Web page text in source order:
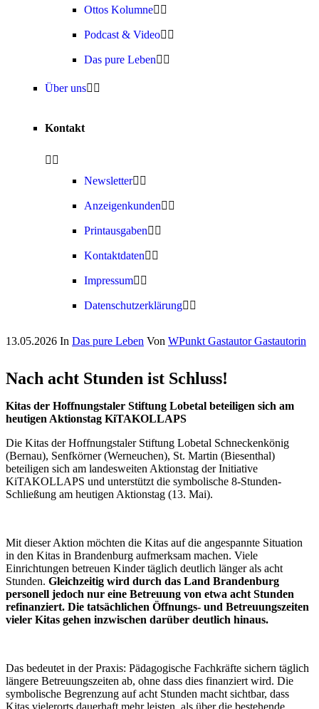
Ottos Kolumne
Podcast & Video
Das pure Leben
Über uns
Kontakt
Newsletter
Anzeigenkunden
Printausgaben
Kontaktdaten
Impressum
Datenschutzerklärung
13.05.2026 In Das pure Leben Von WPunkt Gastautor Gastautorin
Nach acht Stunden ist Schluss!
Kitas der Hoffnungstaler Stiftung Lobetal beteiligen sich am
heutigen Aktionstag KiTAKOLLAPS
Die Kitas der Hoffnungstaler Stiftung Lobetal Schneckenkönig
(Bernau), Senfkörner (Werneuchen), St. Martin (Biesenthal)
beteiligen sich am landesweiten Aktionstag der Initiative
KiTAKOLLAPS und unterstützt die symbolische 8-Stunden-
Schließung am heutigen Aktionstag (13. Mai).
Mit dieser Aktion möchten die Kitas auf die angespannte Situation
in den Kitas in Brandenburg aufmerksam machen. Viele
Einrichtungen betreuen Kinder täglich deutlich länger als acht
Stunden. Gleichzeitig wird durch das Land Brandenburg
personell jedoch nur eine Betreuung von etwa acht Stunden
refinanziert. Die tatsächlichen Öffnungs- und Betreuungszeiten
vieler Kitas gehen inzwischen darüber deutlich hinaus.
Das bedeutet in der Praxis: Pädagogische Fachkräfte sichern täglich
längere Betreuungszeiten ab, ohne dass dies finanziert wird. Die
symbolische Begrenzung auf acht Stunden macht sichtbar, dass
Kitas vielerorts dauerhaft mehr leisten, als über die bestehende